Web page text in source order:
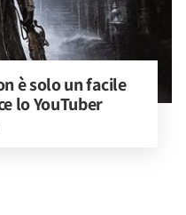
è solo un facile
lo YouTuber